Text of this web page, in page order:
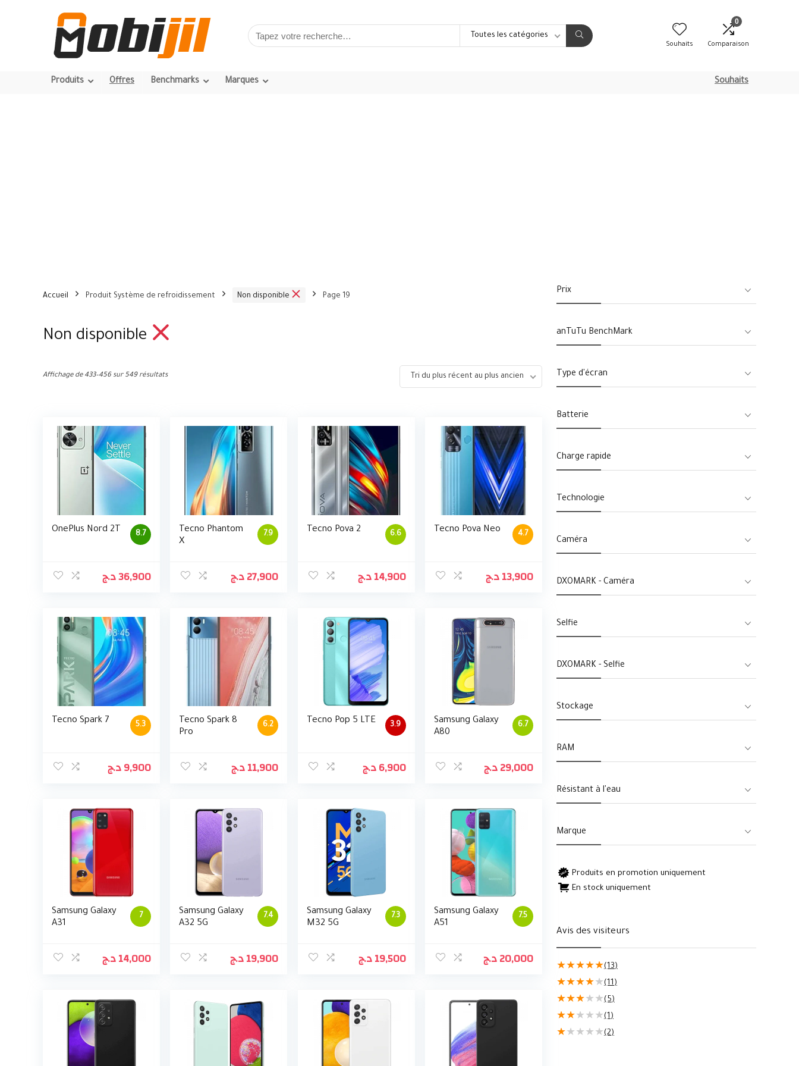
Toutes les catégories
Souhaits
0
Comparaison
Produits Offres Benchmarks Marques Souhaits
Accueil Produit Système de refroidissement Non disponible Page 19
Non disponible
Affichage de 433–456 sur 549 résultats Tri du plus récent au plus ancien
8.7
OnePlus Nord 2T
36,900د.ج
7.9
Tecno Phantom
X
27,900د.ج
6.6
Tecno Pova 2
14,900د.ج
4.7
Tecno Pova Neo
13,900د.ج
5.3
Tecno Spark 7
9,900د.ج
6.2
Tecno Spark 8
Pro
11,900د.ج
3.9
Tecno Pop 5 LTE
6,900د.ج
6.7
Samsung Galaxy
A80
29,000د.ج
7
Samsung Galaxy
A31
14,000د.ج
7.4
Samsung Galaxy
A32 5G
19,900د.ج
7.3
Samsung Galaxy
M32 5G
19,500د.ج
7.5
Samsung Galaxy
A51
20,000د.ج
Prix
anTuTu BenchMark
Type d'écran
Batterie
Charge rapide
Technologie
Caméra
DXOMARK - Caméra
Selfie
DXOMARK - Selfie
Stockage
RAM
Résistant à l'eau
Marque
Produits en promotion uniquement
En stock uniquement
Avis des visiteurs
★★★★★(13)
★★★★★ (11)
★★★★ ★ (5)
★★★ ★ ★ (1)
★★ ★ ★ ★ (2)